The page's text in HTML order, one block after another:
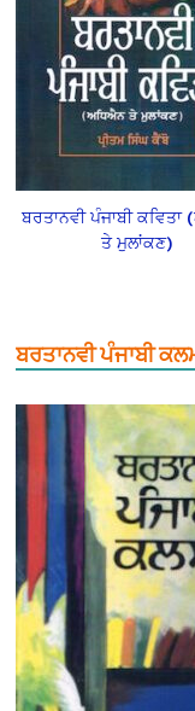
ਬਰਤਾਨਵੀ ਪੰਜਾਬੀ
ਤੇ ਮੁਲਾਂਕਣ)
ਬਰਤਾਨਵੀ ਪੰਜਾਬੀ